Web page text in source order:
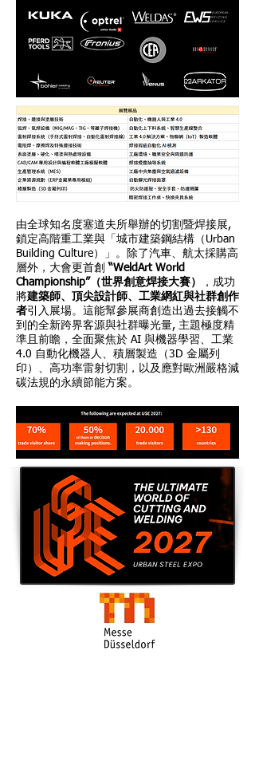
由全球知名度塞道夫所舉辦的切割暨焊接展,
鎖定高階重工業與「城市建築鋼結構（Urban
Building Culture）」。除了汽車、航太採購高
層外，大會更首創 “WeldArt World
Championship”（世界創意焊接大賽）
，成功
將建築師、頂尖設計師、工業網紅與社群創作
者引入展場。這能幫參展商創造出過去接觸不
到的全新跨界客源與社群曝光量, 主題極度精
準且前瞻，全面聚焦於 AI 與機器學習、工業
4.0 自動化機器人、積層製造（3D 金屬列
印）、高功率雷射切割，以及應對歐洲嚴格減
碳法規的永續節能方案。